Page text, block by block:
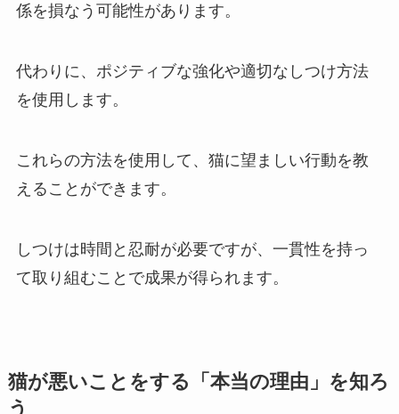
係を損なう可能性があります。
代わりに、 ポジティブな強化や適切なしつけ方法
を使用 します。
これらの方法を使用して、猫に望ましい行動を教
えることができます。
しつけは時間と忍耐が必要ですが、一貫性を持っ
て取り組むことで成果が得られます。
猫が悪いことをする「本当の理由」を知ろ
う